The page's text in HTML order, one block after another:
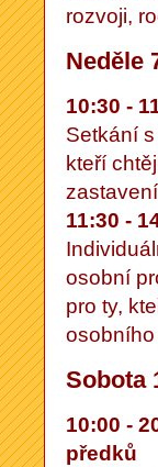
rozvoji,
Neděle
10:30 -
Setkání
kteří
11:30 -
osobní
pro ty,
Sobota
10:00 -
předků